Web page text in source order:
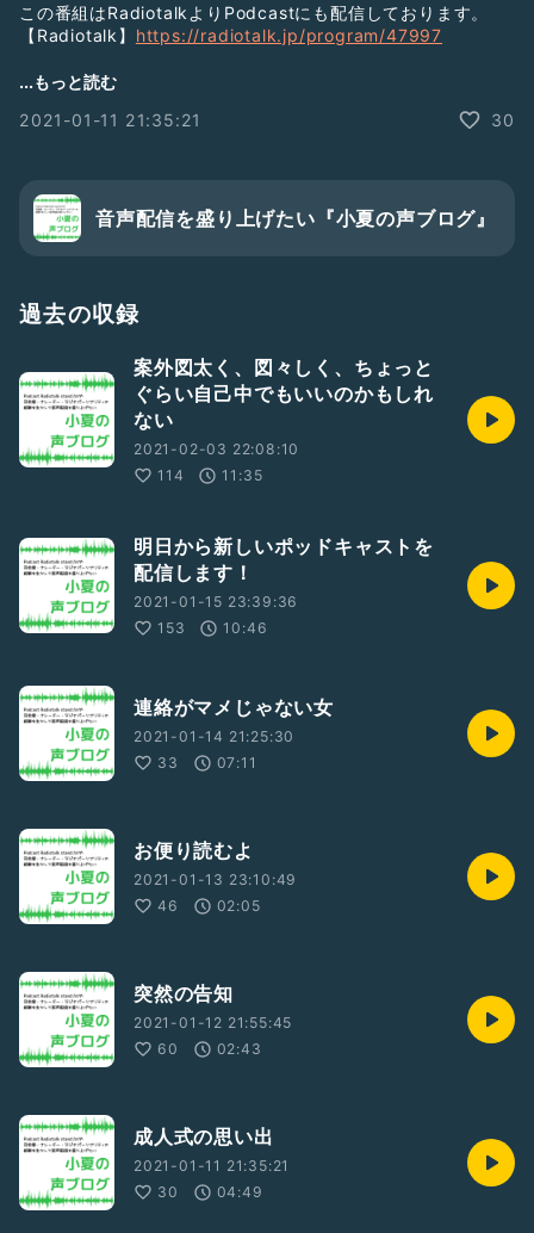
この番組はRadiotalkよりPodcastにも配信しております。
【Radiotalk】 https://radiotalk.jp/program/47997
---
新成人の皆さま、おめでとうございます✨
---
☆各種SNSはコチラから☆
☆他の音声配信もぜひ聴いていただけますと嬉しいです！☆
【Podcast:18.44MHz】
【Stand.fm:えんがわラジオ】
https://stand.fm/channels/5eb92f51f654bbcab426562
5
#声ブログ #成人式の思い出
...もっと読む
2021-01-11 21:35:21
30
音声配信を盛り上げたい『小夏の声ブログ』
過去の収録
案外図太く、図々しく、ちょっと
ぐらい自己中でもいいのかもしれ
ない
2021-02-03 22:08:10
114
11:35
明日から新しいポッドキャストを
配信します！
2021-01-15 23:39:36
153
10:46
連絡がマメじゃない女
2021-01-14 21:25:30
33
07:11
お便り読むよ
2021-01-13 23:10:49
46
02:05
突然の告知
2021-01-12 21:55:45
60
02:43
成人式の思い出
2021-01-11 21:35:21
30
04:49